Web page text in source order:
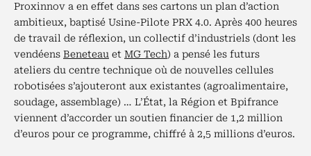
Proxinnov a en effet dans ses cartons un plan d’action
ambitieux, baptisé Usine-Pilote PRX 4.0. Après 400 heures
de travail de réflexion, un collectif d’industriels (dont les
vendéens Beneteau et MG Tech) a pensé les futurs
ateliers du centre technique où de nouvelles cellules
robotisées s’ajouteront aux existantes (agroalimentaire,
soudage, assemblage) … L’État, la Région et Bpifrance
viennent d’accorder un soutien financier de 1,2 million
d’euros pour ce programme, chiffré à 2,5 millions d’euros.